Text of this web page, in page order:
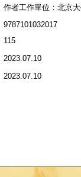
作者工作單位：北京
9787101032017
115
2023.07.10
2023.07.10